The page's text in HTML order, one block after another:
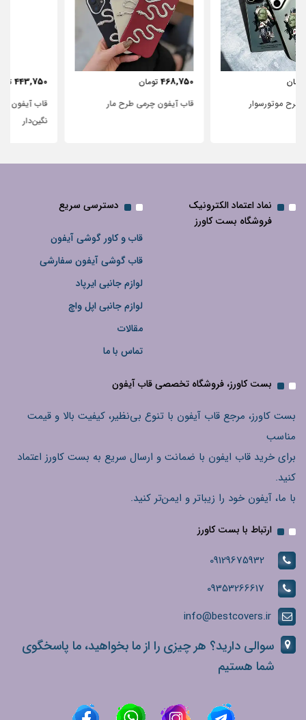
قاب آیفون چرمی طرح مار
قاب آیفون شفاف با پاپیون سفید و
نماد اعتماد الکترونیک
فروشگاه بست کاورز
دسترسی سریع
قاب و کاور گوشی آیفون
قاب گوشی آیفون سفارشی
لوازم جانبی ایرپاد
لوازم جانبی اپل واچ
مقالات
تماس با ما
بست کاورز، فروشگاه تخصصی قاب آیفون
بست کاورز، مرجع قاب آیفون با تنوع بی‌نظیر، کیفیت بالا و قیمت
مناسب
برای خرید قاب ایفون با ضمانت و ارسال سریع به بست کاورز اعتماد
کنید.
با ما، آیفون خود را زیباتر و ایمن‌تر کنید.
ارتباط با بست کاورز
09129675932
09353266617
info@bestcovers.ir
سوالی دارید؟ هر چیزی را از ما بخواهید، ما پاسخگوی
شما هستیم